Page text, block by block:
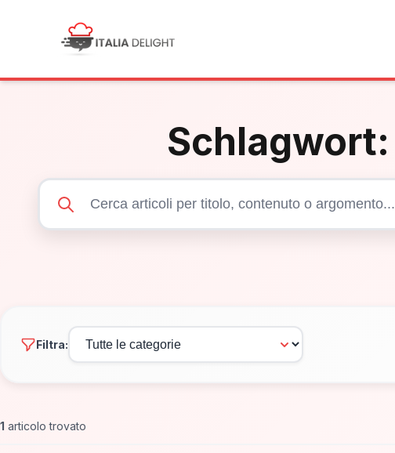
Schlagwort:
Filtra:
1 articolo trovato